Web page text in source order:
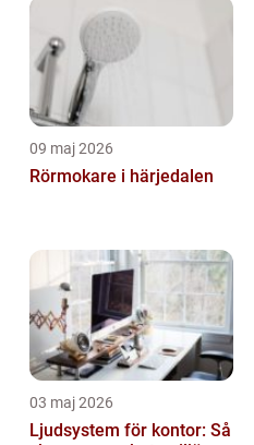
09 maj 2026
Rörmokare i härjedalen
03 maj 2026
Ljudsystem för kontor: Så